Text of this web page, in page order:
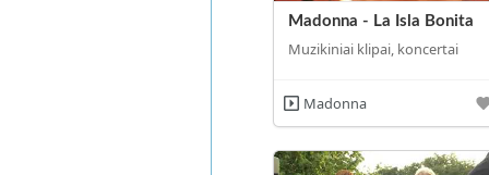
Madonna - La Isla Bonita
Muzikiniai klipai, koncertai
Madonna